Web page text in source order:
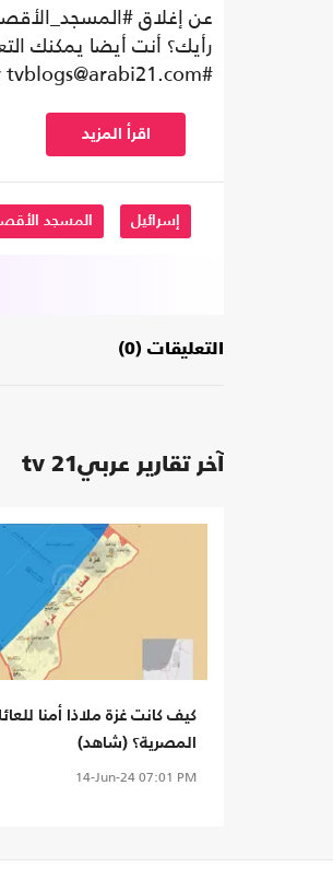
عن إغلاق
رأيك؟ أنت أيضا يمكنك
#arabi21_tv
tvblogs@arabi21.com
اقرأ المزيد
إسرائيل المسجد
التعليقات (0)
آخر تقارير عربي21 tv
كيف كانت غزة ملاذا أمنا
المصرية؟ (شاهد)
14-Jun-2407:01 PM